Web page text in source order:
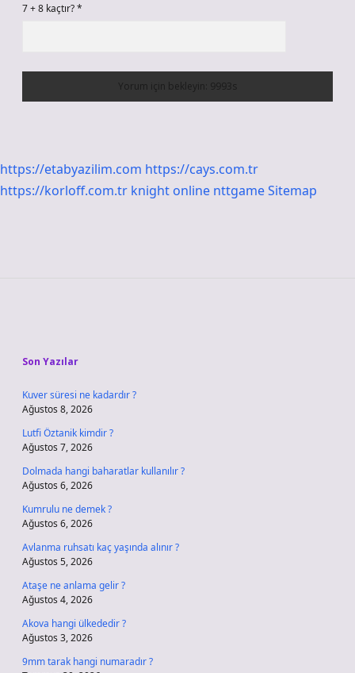
7 + 8 kaçtır?*
https://etabyazilim.com https://cays.com.tr
https://korloff.com.tr knight online nttgameSitemap
Son Yazılar
Kuver süresi ne kadardır ?
Ağustos 8, 2026
Lutfi Öztanik kimdir ?
Ağustos 7, 2026
Dolmada hangi baharatlar kullanılır ?
Ağustos 6, 2026
Kumrulu ne demek ?
Ağustos 6, 2026
Avlanma ruhsatı kaç yaşında alınır ?
Ağustos 5, 2026
Ataşe ne anlama gelir ?
Ağustos 4, 2026
Akova hangi ülkededir ?
Ağustos 3, 2026
9mm tarak hangi numaradır ?